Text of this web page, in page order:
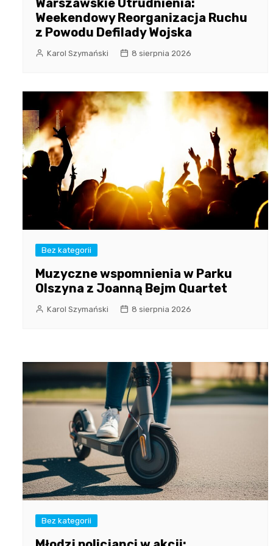
Warszawskie Utrudnienia:
Weekendowy Reorganizacja Ruchu
z Powodu Defilady Wojska
Karol Szymański 8 sierpnia 2026
Bez kategorii
Muzyczne wspomnienia w Parku
Olszyna z Joanną Bejm Quartet
Karol Szymański 8 sierpnia 2026
Bez kategorii